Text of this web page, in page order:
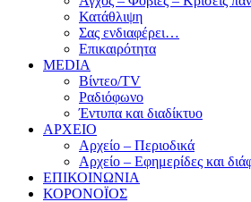
Κατάθλιψη
Σας ενδιαφέρει…
Επικαιρότητα
MEDIA
Βίντεο/TV
Ραδιόφωνο
Έντυπα και διαδίκτυο
ΑΡΧΕΙΟ
Αρχείο – Περιοδικά
Αρχείο – Εφημερίδες και
ΕΠΙΚΟΙΝΩΝΙΑ
ΚΟΡΟΝΟΪΟΣ